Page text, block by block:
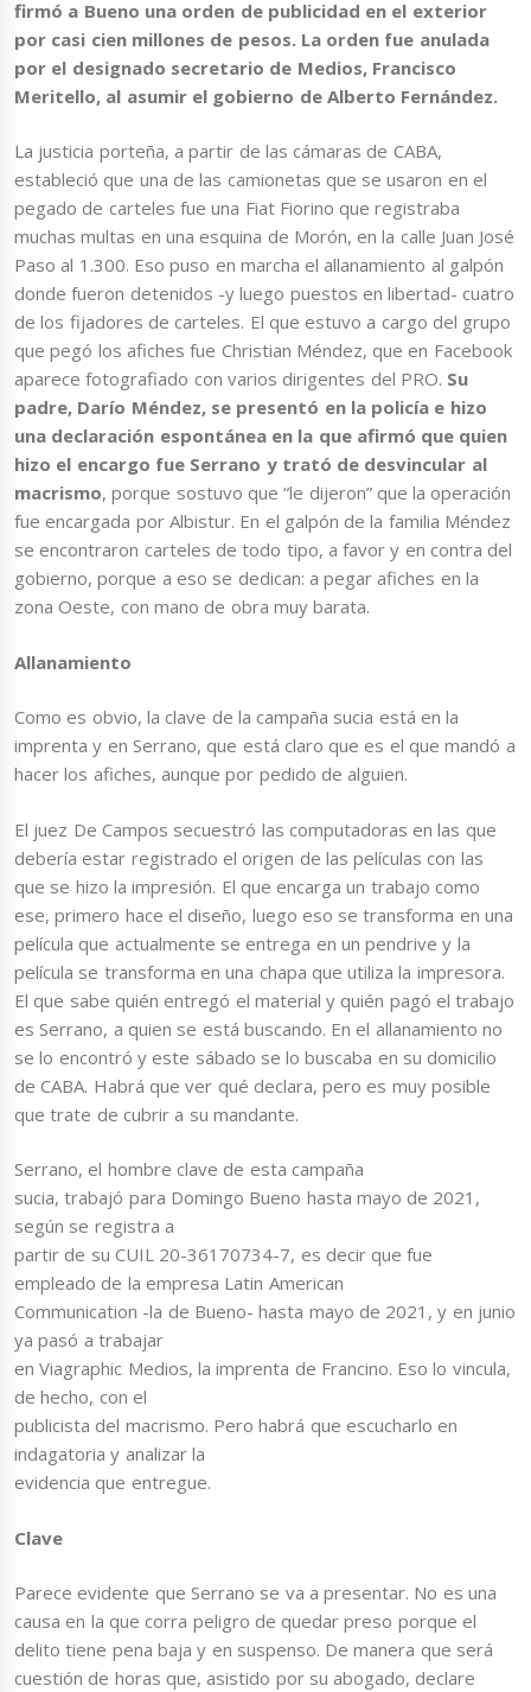
firmó a Bueno una orden de publicidad en el exterior
por casi cien millones de pesos. La orden fue anulada
por el designado secretario de Medios, Francisco
Meritello, al asumir el gobierno de Alberto Fernández.
La justicia porteña, a partir de las cámaras de CABA,
estableció que una de las camionetas que se usaron en el
pegado de carteles fue una Fiat Fiorino que registraba
muchas multas en una esquina de Morón, en la calle Juan José
Paso al 1.300. Eso puso en marcha el allanamiento al galpón
donde fueron detenidos -y luego puestos en libertad- cuatro
de los fijadores de carteles. El que estuvo a cargo del grupo
que pegó los afiches fue Christian Méndez, que en Facebook
aparece fotografiado con varios dirigentes del PRO. Su
padre, Darío Méndez, se presentó en la policía e hizo
una declaración espontánea en la que afirmó que quien
hizo el encargo fue Serrano y trató de desvincular al
macrismo, porque sostuvo que “le dijeron” que la operación
fue encargada por Albistur. En el galpón de la familia Méndez
se encontraron carteles de todo tipo, a favor y en contra del
gobierno, porque a eso se dedican: a pegar afiches en la
zona Oeste, con mano de obra muy barata.
Allanamiento
Como es obvio, la clave de la campaña sucia está en la
imprenta y en Serrano, que está claro que es el que mandó a
hacer los afiches, aunque por pedido de alguien.
El juez De Campos secuestró las computadoras en las que
debería estar registrado el origen de las películas con las
que se hizo la impresión. El que encarga un trabajo como
ese, primero hace el diseño, luego eso se transforma en una
película que actualmente se entrega en un pendrive y la
película se transforma en una chapa que utiliza la impresora.
El que sabe quién entregó el material y quién pagó el trabajo
es Serrano, a quien se está buscando. En el allanamiento no
se lo encontró y este sábado se lo buscaba en su domicilio
de CABA. Habrá que ver qué declara, pero es muy posible
que trate de cubrir a su mandante.
Serrano, el hombre clave de esta campaña
sucia, trabajó para Domingo Bueno hasta mayo de 2021,
según se registra a
partir de su CUIL 20-36170734-7, es decir que fue
empleado de la empresa Latin American
Communication -la de Bueno- hasta mayo de 2021, y en junio
ya pasó a trabajar
en Viagraphic Medios, la imprenta de Francino. Eso lo vincula,
de hecho, con el
publicista del macrismo. Pero habrá que escucharlo en
indagatoria y analizar la
evidencia que entregue.
Clave
Parece evidente que Serrano se va a presentar. No es una
causa en la que corra peligro de quedar preso porque el
delito tiene pena baja y en suspenso. De manera que será
cuestión de horas que, asistido por su abogado, declare